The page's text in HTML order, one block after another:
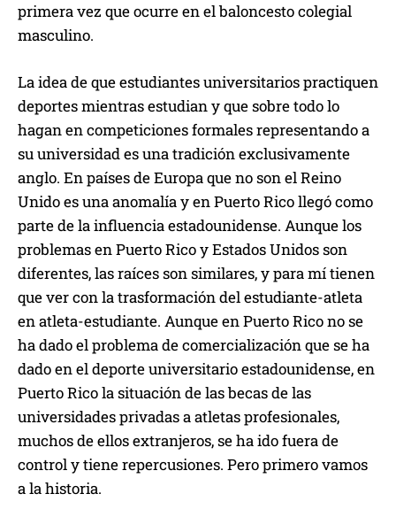
primera vez que ocurre en el baloncesto colegial
masculino.
La idea de que estudiantes universitarios practiquen
deportes mientras estudian y que sobre todo lo
hagan en competiciones formales representando a
su universidad es una tradición exclusivamente
anglo. En países de Europa que no son el Reino
Unido es una anomalía y en Puerto Rico llegó como
parte de la influencia estadounidense. Aunque los
problemas en Puerto Rico y Estados Unidos son
diferentes, las raíces son similares, y para mí tienen
que ver con la trasformación del estudiante-atleta
en atleta-estudiante. Aunque en Puerto Rico no se
ha dado el problema de comercialización que se ha
dado en el deporte universitario estadounidense, en
Puerto Rico la situación de las becas de las
universidades privadas a atletas profesionales,
muchos de ellos extranjeros, se ha ido fuera de
control y tiene repercusiones. Pero primero vamos
a la historia.